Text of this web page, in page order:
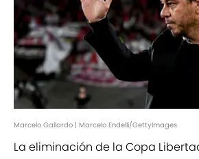
Marcelo Gallardo | Marcelo Endelli/GettyImages
La eliminación de la Copa